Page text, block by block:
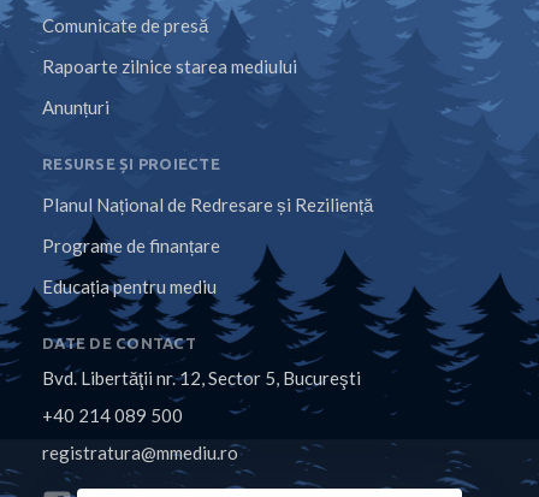
Comunicate de presă
Rapoarte zilnice starea mediului
Anunțuri
RESURSE ȘI PROIECTE
Planul Național de Redresare și Reziliență
Programe de finanțare
Educația pentru mediu
DATE DE CONTACT
Bvd. Libertăţii nr. 12, Sector 5, Bucureşti
+40 214 089 500
registratura@mmediu.ro